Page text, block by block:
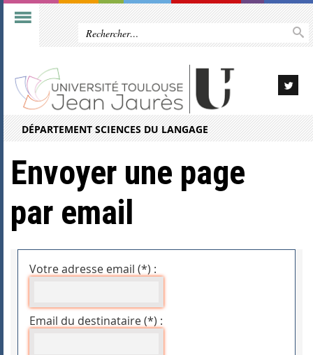
DÉPARTEMENT SCIENCES DU LANGAGE
Envoyer une page
par email
Votre adresse email (*) :
Email du destinataire (*) :